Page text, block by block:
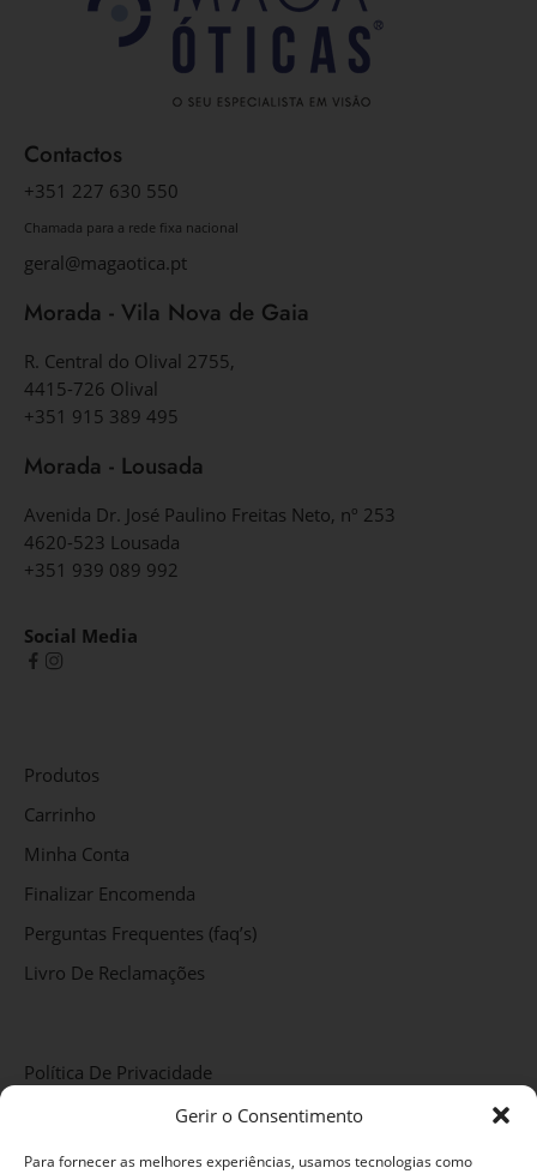
Gerir o Consentimento
Para fornecer as melhores experiências, usamos tecnologias como
Contactos
+351 227 630 550
Chamada para a rede fixa nacional
geral@magaotica.pt
Morada - Vila Nova de Gaia
R. Central do Olival 2755,
4415-726 Olival
+351 915 389 495
Morada - Lousada
Avenida Dr. José Paulino Freitas Neto, nº 253
4620-523 Lousada
+351 939 089 992
Social Media
Produtos
Carrinho
Minha Conta
Finalizar Encomenda
Perguntas Frequentes (faq’s)
Livro De Reclamações
Política De Privacidade
Métodos De Pagamento
Termos E Condições